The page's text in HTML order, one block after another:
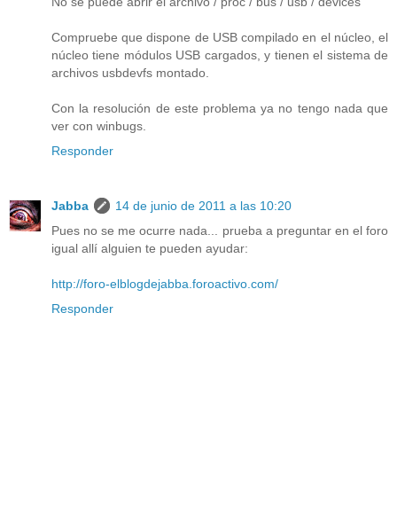
Compruebe que dispone de USB compilado en el núcleo, el
núcleo tiene módulos USB cargados, y tienen el sistema de
archivos usbdevfs montado.
Con la resolución de este problema ya no tengo nada que
ver con winbugs.
Responder
Jabba
14 de junio de 2011 a las 10:20
Pues no se me ocurre nada... prueba a preguntar en el foro
igual allí alguien te pueden ayudar:
http://foro-elblogdejabba.foroactivo.com/
Responder